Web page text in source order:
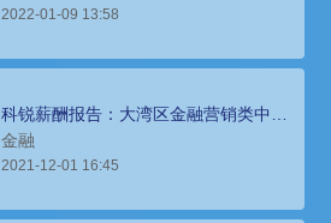
2022-01-09 13:58
科锐薪酬报告：大湾区金融营销类中基
层人才招聘需求旺盛
金融
2021-12-01 16:45